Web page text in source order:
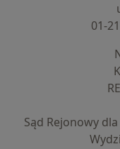
01-
Sąd Rejonowy